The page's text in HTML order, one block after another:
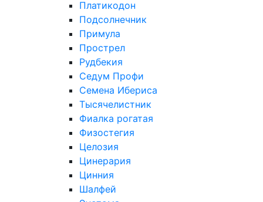
Платикодон
Подсолнечник
Примула
Прострел
Рудбекия
Седум Профи
Семена Ибериса
Тысячелистник
Фиалка рогатая
Физостегия
Целозия
Цинерария
Цинния
Шалфей